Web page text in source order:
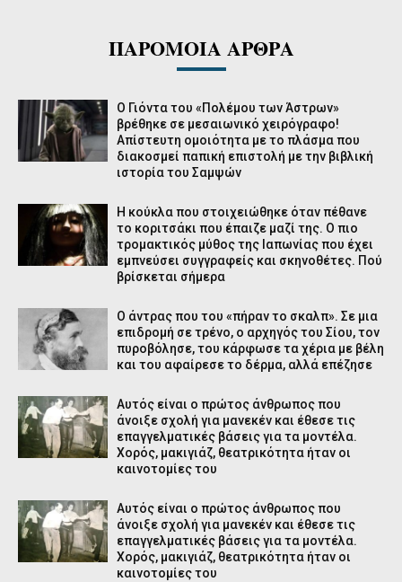
ΠΑΡΟΜΟΙΑ ΑΡΘΡΑ
Ο Γιόντα του «Πολέμου των Άστρων»
βρέθηκε σε μεσαιωνικό χειρόγραφο!
Απίστευτη ομοιότητα με το πλάσμα που
διακοσμεί παπική επιστολή με την βιβλική
ιστορία του Σαμψών
Η κούκλα που στοιχειώθηκε όταν πέθανε
το κοριτσάκι που έπαιζε μαζί της. Ο πιο
τρομακτικός μύθος της Ιαπωνίας που έχει
εμπνεύσει συγγραφείς και σκηνοθέτες. Πού
βρίσκεται σήμερα
Ο άντρας που του «πήραν το σκαλπ». Σε μια
επιδρομή σε τρένο, ο αρχηγός του Σίου, τον
πυροβόλησε, του κάρφωσε τα χέρια με βέλη
και του αφαίρεσε το δέρμα, αλλά επέζησε
Αυτός είναι ο πρώτος άνθρωπος που
άνοιξε σχολή για μανεκέν και έθεσε τις
επαγγελματικές βάσεις για τα μοντέλα.
Χορός, μακιγιάζ, θεατρικότητα ήταν οι
καινοτομίες του
Αυτός είναι ο πρώτος άνθρωπος που
άνοιξε σχολή για μανεκέν και έθεσε τις
επαγγελματικές βάσεις για τα μοντέλα.
Χορός, μακιγιάζ, θεατρικότητα ήταν οι
καινοτομίες του